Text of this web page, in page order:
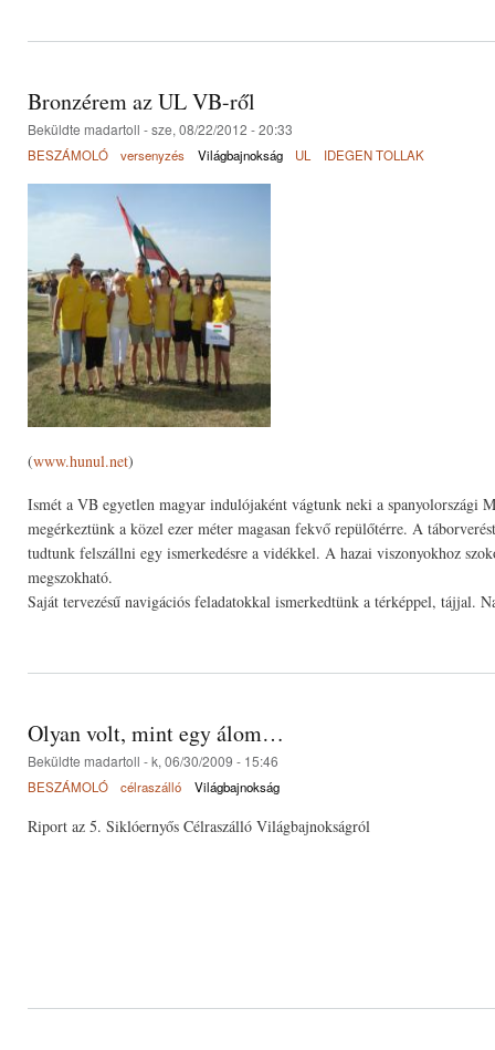
Bronzérem az UL VB-ről
Beküldte madartoll - sze, 08/22/2012 - 20:33
BESZÁMOLÓ versenyzés Világbajnokság UL IDEGEN TOLLAK
(www.hunul.net)
Ismét a VB egyetlen magyar indulójaként vágtunk neki a spanyolországi
megérkeztünk a közel ezer méter magasan fekvő repülőtérre. A
tudtunk felszállni egy ismerkedésre a vidékkel. A hazai viszonyokhoz
megszokható.
Saját tervezésű navigációs feladatokkal ismerkedtünk a térképpel, tájjal.
Olyan volt, mint egy álom…
Beküldte madartoll - k, 06/30/2009 - 15:46
BESZÁMOLÓ célraszálló Világbajnokság
Riport az 5. Siklóernyős Célraszálló Világbajnokságról